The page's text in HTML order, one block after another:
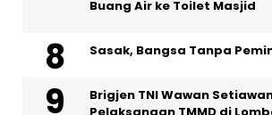
Buang Air ke Toilet Masjid
Sasak, Bangsa Tanpa
Brigjen TNI Wawan